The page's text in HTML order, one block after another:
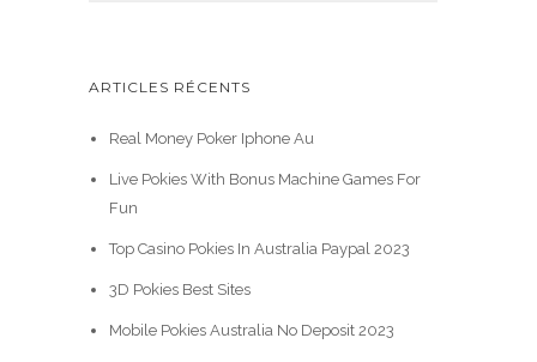
ARTICLES RÉCENTS
Real Money Poker Iphone Au
Live Pokies With Bonus Machine Games For
Fun
Top Casino Pokies In Australia Paypal 2023
3D Pokies Best Sites
Mobile Pokies Australia No Deposit 2023